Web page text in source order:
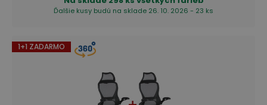
Ďalšie kusy budú na sklade 26. 10. 2026 - 23 ks
1+1 ZADARMO